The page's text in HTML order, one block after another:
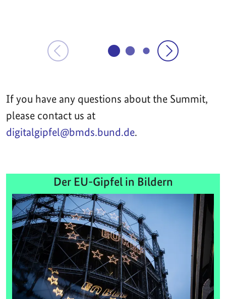
If you have any questions about the Summit,
please contact us at
digitalgipfel@bmds.bund.de.
Der EU-Gipfel in Bildern